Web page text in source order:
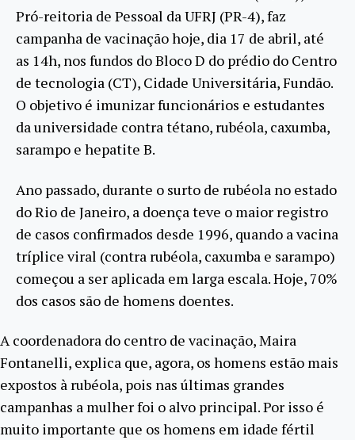
Pró-reitoria de Pessoal da UFRJ (PR-4), faz
campanha de vacinação hoje, dia 17 de abril, até
as 14h, nos fundos do Bloco D do prédio do Centro
de tecnologia (CT), Cidade Universitária, Fundão.
O objetivo é imunizar funcionários e estudantes
da universidade contra tétano, rubéola, caxumba,
sarampo e hepatite B.
Ano passado, durante o surto de rubéola no estado
do Rio de Janeiro, a doença teve o maior registro
de casos confirmados desde 1996, quando a vacina
tríplice viral (contra rubéola, caxumba e sarampo)
começou a ser aplicada em larga escala. Hoje, 70%
dos casos são de homens doentes.
A coordenadora do centro de vacinação, Maira
Fontanelli, explica que, agora, os homens estão mais
expostos à rubéola, pois nas últimas grandes
campanhas a mulher foi o alvo principal. Por isso é
muito importante que os homens em idade fértil